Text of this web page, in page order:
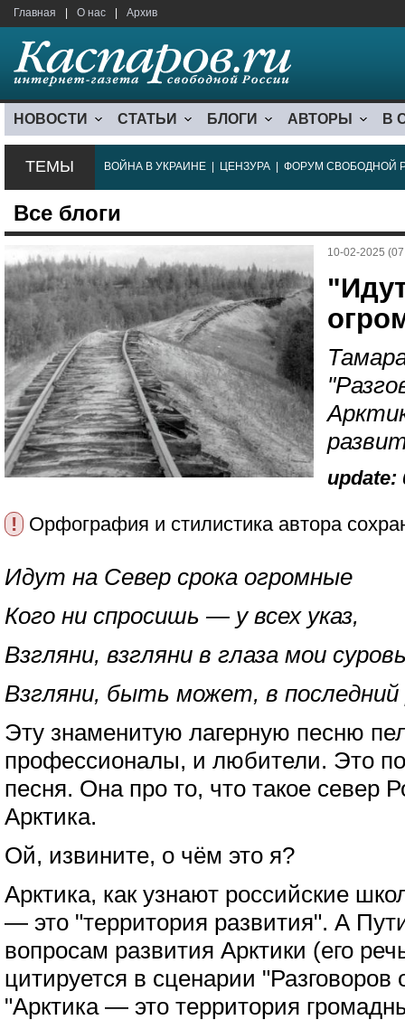
Главная О нас Архив
НОВОСТИ СТАТЬИ БЛОГИ АВТОРЫ В
ТЕМЫ ВОЙНА В УКРАИНЕ ЦЕНЗУРА ФОРУМ СВОБОДНОЙ
Все блоги
10-02-2025
update:
! Орфография и стилистика автора
Идут на Север срока огромные
Кого ни спросишь — у всех указ,
Взгляни, взгляни в глаза мои
Взгляни, быть может, в последний
Эту знаменитую лагерную песню
профессионалы, и любители. Это
песня. Она про то, что такое север
Арктика.
Ой, извините, о чём это я?
Арктика, как узнают российские
— это "территория развития". А
вопросам развития Арктики (его
цитируется в сценарии
"Арктика — это территория